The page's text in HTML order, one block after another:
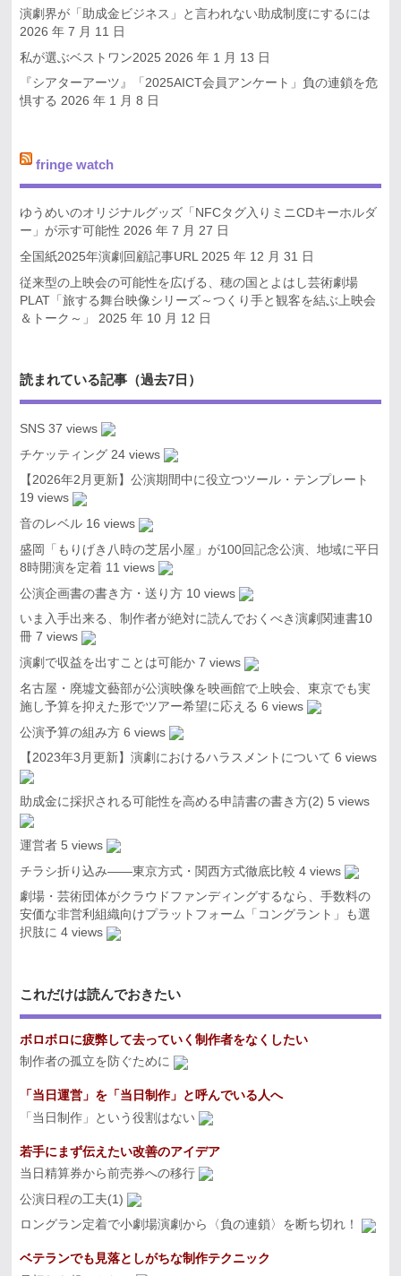
演劇界が「助成金ビジネス」と言われない助成制度にするには
2026 年 7 月 11 日
私が選ぶベストワン2025 2026 年 1 月 13 日
『シアターアーツ』「2025AICT会員アンケート」負の連鎖を危
惧する 2026 年 1 月 8 日
fringe watch
ゆうめいのオリジナルグッズ「NFCタグ入りミニCDキーホルダ
ー」が示す可能性 2026 年 7 月 27 日
全国紙2025年演劇回顧記事URL
2025 年 12 月 31 日
従来型の上映会の可能性を広げる、穂の国とよはし芸術劇場
PLAT「旅する舞台映像シリーズ～つくり手と観客を結ぶ上映会
＆トーク～」
2025 年 10 月 12 日
読まれている記事（過去7日）
SNS 37 views
チケッティング 24 views
【2026年2月更新】公演期間中に役立つツール・テンプレート
19 views
音のレベル 16 views
盛岡「もりげき八時の芝居小屋」が100回記念公演、地域に平日
8時開演を定着 11 views
公演企画書の書き方・送り方 10 views
いま入手出来る、制作者が絶対に読んでおくべき演劇関連書10
冊 7 views
演劇で収益を出すことは可能か 7 views
名古屋・廃墟文藝部が公演映像を映画館で上映会、東京でも実
施し予算を抑えた形でツアー希望に応える 6 views
公演予算の組み方 6 views
【2023年3月更新】演劇におけるハラスメントについて 6 views
助成金に採択される可能性を高める申請書の書き方(2) 5 views
運営者 5 views
チラシ折り込み――東京方式・関西方式徹底比較 4 views
劇場・芸術団体がクラウドファンディングするなら、手数料の
安価な非営利組織向けプラットフォーム「コングラント」も選
択肢に 4 views
これだけは読んでおきたい
ボロボロに疲弊して去っていく制作者をなくしたい
制作者の孤立を防ぐために
「当日運営」を「当日制作」と呼んでいる人へ
「当日制作」という役割はない
若手にまず伝えたい改善のアイデア
当日精算券から前売券への移行
公演日程の工夫(1)
ロングラン定着で小劇場演劇から〈負の連鎖〉を断ち切れ！
ベテランでも見落としがちな制作テクニック